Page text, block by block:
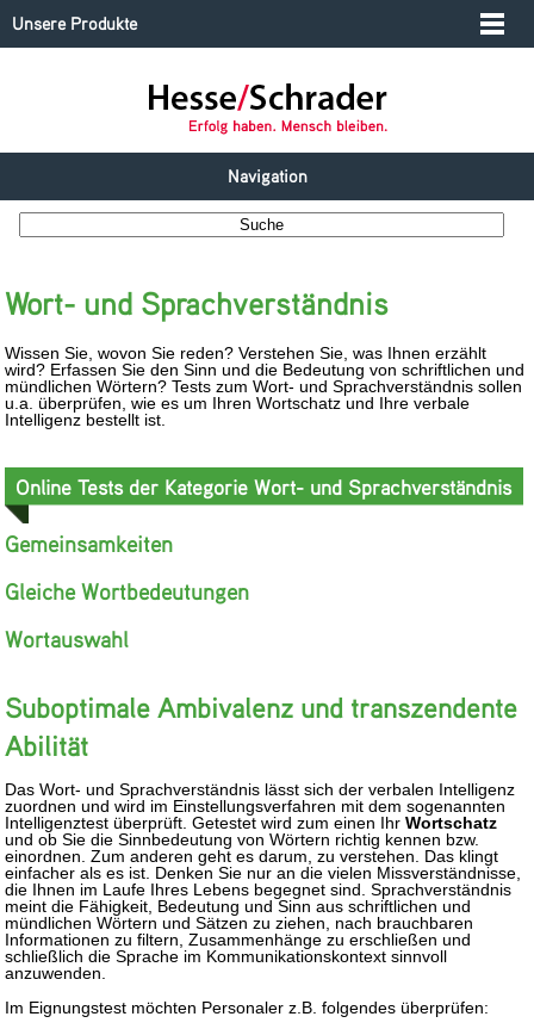
Unsere Produkte
Navigation
Wort- und Sprachverständnis
Wissen Sie, wovon Sie reden? Verstehen Sie, was Ihnen erzählt
wird? Erfassen Sie den Sinn und die Bedeutung von schriftlichen und
mündlichen Wörtern? Tests zum Wort- und Sprachverständnis sollen
u.a. überprüfen, wie es um Ihren Wortschatz und Ihre verbale
Intelligenz bestellt ist.
Online Tests der Kategorie Wort- und Sprachverständnis
Gemeinsamkeiten
Gleiche Wortbedeutungen
Wortauswahl
Suboptimale Ambivalenz und transzendente
Abilität
Das Wort- und Sprachverständnis lässt sich der verbalen Intelligenz
zuordnen und wird im Einstellungsverfahren mit dem sogenannten
Intelligenztest überprüft. Getestet wird zum einen IhrWortschatz
und ob Sie die Sinnbedeutung von Wörtern richtig kennen bzw.
einordnen. Zum anderen geht es darum, zu verstehen. Das klingt
einfacher als es ist. Denken Sie nur an die vielen Missverständnisse,
die Ihnen im Laufe Ihres Lebens begegnet sind. Sprachverständnis
meint die Fähigkeit, Bedeutung und Sinn aus schriftlichen und
mündlichen Wörtern und Sätzen zu ziehen, nach brauchbaren
Informationen zu filtern, Zusammenhänge zu erschließen und
schließlich die Sprache im Kommunikationskontext sinnvoll
anzuwenden.
Im Eignungstest möchten Personaler z.B. folgendes überprüfen: